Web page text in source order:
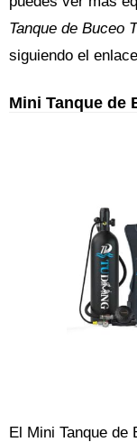
Tanque de Buceo
siguiendo el
Mini Tanque de
El Mini Tanque de